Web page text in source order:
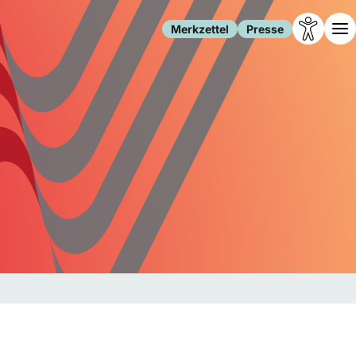
Merkzettel Presse
Leben
Familie
Freizeit
Gesundheit
Internet
Gesellschaft
Forschung
Migration
Polizei